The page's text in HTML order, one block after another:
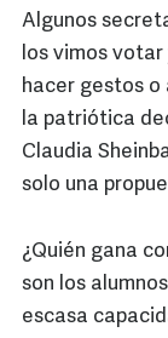
Algunos
los vimos votar
hacer gestos o
la patriótica
Claudia
solo una
¿Quién gana
son los
escasa